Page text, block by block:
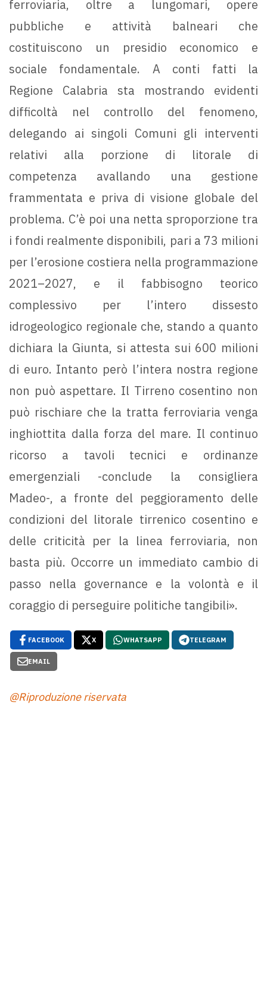
ferroviaria, oltre a lungomari, opere
pubbliche e attività balneari che
costituiscono un presidio economico e
sociale fondamentale. A conti fatti la
Regione Calabria sta mostrando evidenti
difficoltà nel controllo del fenomeno,
delegando ai singoli Comuni gli interventi
relativi alla porzione di litorale di
competenza avallando una gestione
frammentata e priva di visione globale del
problema. C’è poi una netta sproporzione tra
i fondi realmente disponibili, pari a 73 milioni
per l’erosione costiera nella programmazione
2021–2027, e il fabbisogno teorico
complessivo per l’intero dissesto
idrogeologico regionale che, stando a quanto
dichiara la Giunta, si attesta sui 600 milioni
di euro. Intanto però l’intera nostra regione
non può aspettare. Il Tirreno cosentino non
può rischiare che la tratta ferroviaria venga
inghiottita dalla forza del mare. Il continuo
ricorso a tavoli tecnici e ordinanze
emergenziali -conclude la consigliera
Madeo-, a fronte del peggioramento delle
condizioni del litorale tirrenico cosentino e
delle criticità per la linea ferroviaria, non
basta più. Occorre un immediato cambio di
passo nella governance e la volontà e il
coraggio di perseguire politiche tangibili».
FACEBOOK X WHATSAPP TELEGRAM
EMAIL
@Riproduzione riservata